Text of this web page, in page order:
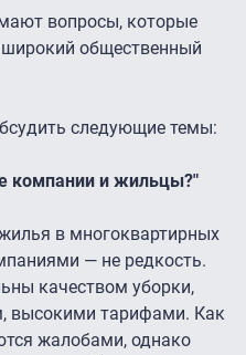
вопросы, которые
общественный
следующие темы:
компании и жильцы?"
в многоквартирных
— не редкость.
качеством уборки,
высокими тарифами. Как
жалобами, однако